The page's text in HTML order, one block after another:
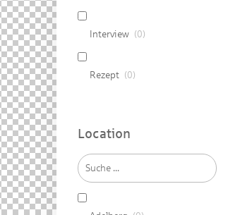
Interview (0)
Rezept (0)
Location